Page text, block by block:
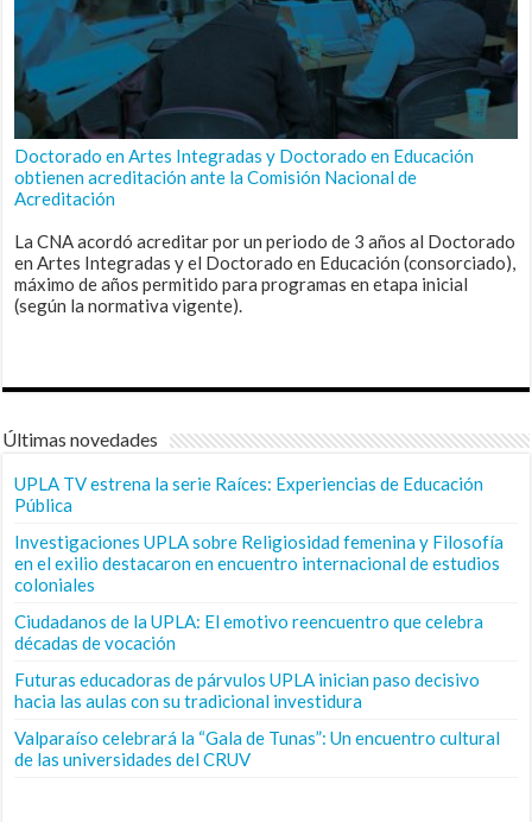
Doctorado en Artes Integradas y Doctorado en Educación
obtienen acreditación ante la Comisión Nacional de
Acreditación
La CNA acordó acreditar por un periodo de 3 años al Doctorado
en Artes Integradas y el Doctorado en Educación (consorciado),
máximo de años permitido para programas en etapa inicial
(según la normativa vigente).
Últimas novedades
UPLA TV estrena la serie Raíces: Experiencias de Educación
Pública
Investigaciones UPLA sobre Religiosidad femenina y Filosofía
en el exilio destacaron en encuentro internacional de estudios
coloniales
Ciudadanos de la UPLA: El emotivo reencuentro que celebra
décadas de vocación
Futuras educadoras de párvulos UPLA inician paso decisivo
hacia las aulas con su tradicional investidura
Valparaíso celebrará la “Gala de Tunas”: Un encuentro cultural
de las universidades del CRUV